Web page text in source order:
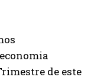
de este